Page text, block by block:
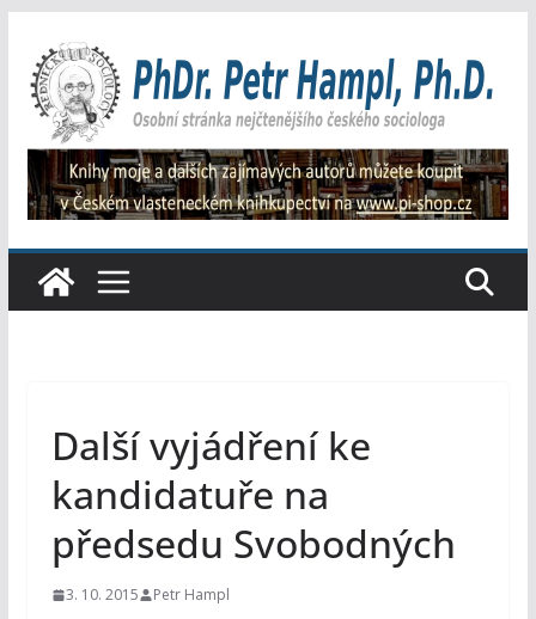
obsah
Další vyjádření ke
kandidatuře na
předsedu Svobodných
3. 10. 2015 Petr Hampl